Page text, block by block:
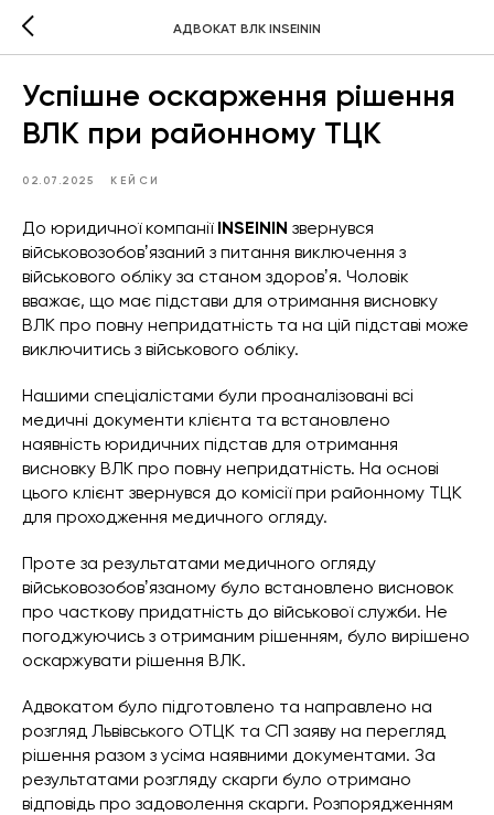
АДВОКАТ ВЛК INSEININ
Успішне оскарження рішення
ВЛК при районному ТЦК
02.07.2025 КЕЙСИ
До юридичної компанії INSEININ звернувся
військовозобовʼязаний з питання виключення з
військового обліку за станом здоровʼя. Чоловік
вважає, що має підстави для отримання висновку
ВЛК про повну непридатність та на цій підставі може
виключитись з військового обліку.
Нашими спеціалістами були проаналізовані всі
медичні документи клієнта та встановлено
наявність юридичних підстав для отримання
висновку ВЛК про повну непридатність. На основі
цього клієнт звернувся до комісії при районному ТЦК
для проходження медичного огляду.
Проте за результатами медичного огляду
військовозобовʼязаному було встановлено висновок
про часткову придатність до військової служби. Не
погоджуючись з отриманим рішенням, було вирішено
оскаржувати рішення ВЛК.
Адвокатом було підготовлено та направлено на
розгляд Львівського ОТЦК та СП заяву на перегляд
рішення разом з усіма наявними документами. За
результатами розгляду скарги було отримано
відповідь про задоволення скарги. Розпорядженням